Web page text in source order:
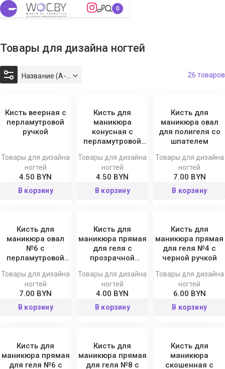
Товары для дизайна ногтей
26 товаров
Кисть веерная с
перламутровой
ручкой
Товары для дизайна
ногтей
4.50 BYN
В корзину
Кисть для
маникюра
конусная с
перламутровой
Товары для дизайна
ногтей
4.50 BYN
В корзину
Кисть для
маникюра овал
для полигеля со
шпателем
Товары для дизайна
ногтей
7.00 BYN
В корзину
Кисть для
маникюра овал
№6 с
перламутровой
Товары для дизайна
ногтей
7.00 BYN
В корзину
Кисть для
маникюра прямая
для геля с
прозрачной
Товары для дизайна
ногтей
4.00 BYN
В корзину
Кисть для
маникюра прямая
для геля №4 с
черной ручкой
Товары для дизайна
ногтей
6.00 BYN
В корзину
Кисть для
маникюра прямая
для геля №6 с
Кисть для
маникюра прямая
для геля №8 с
Кисть для
маникюра
скошенная с